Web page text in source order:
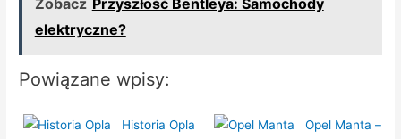
Zobacz Przyszłość Bentleya: Samochody
elektryczne?
Powiązane wpisy:
Historia Opla Opel Manta –